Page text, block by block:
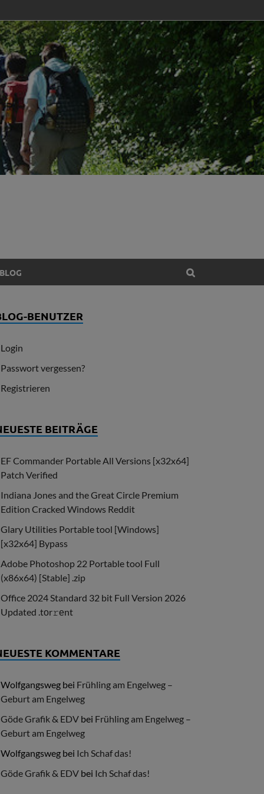
BENUTZER
Login
Passwort vergessen?
Registrieren
BEITRÄGE
EF Commander Portable All Versions [x32x64]
Patch Verified
Indiana Jones and the Great Circle Premium
Edition Cracked Windows Reddit
Glary Utilities Portable tool [Windows]
[x32x64] Bypass
Adobe Photoshop 22 Portable tool Full
(x86x64) [Stable] .zip
Office 2024 Standard 32 bit Full Version 2026
Updated .tоr𝚛еnt
KOMMENTARE
Wolfgangsweg bei Frühling am Engelweg –
Geburt am Engelweg
Göde Grafik & EDV bei Frühling am Engelweg –
Geburt am Engelweg
Wolfgangsweg bei Ich Schaf das!
Göde Grafik & EDV bei Ich Schaf das!